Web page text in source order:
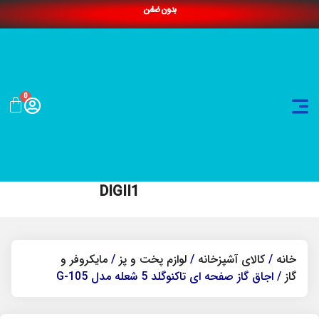
بدون ضامن
0
DIGII1
خانه / کالای آشپزخانه / لوازم پخت و پز / مایکروفر و
گاز / اجاق گاز صفحه ای تاکنوگلد 5 شعله مدل G-105